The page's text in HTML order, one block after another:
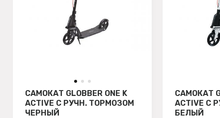
САМОКАТ GLOBBER ONE K
ACTIVE С РУЧН. ТОРМОЗОМ
ЧЕРНЫЙ
САМОКАТ
ACTIVE С
БЕЛЫЙ